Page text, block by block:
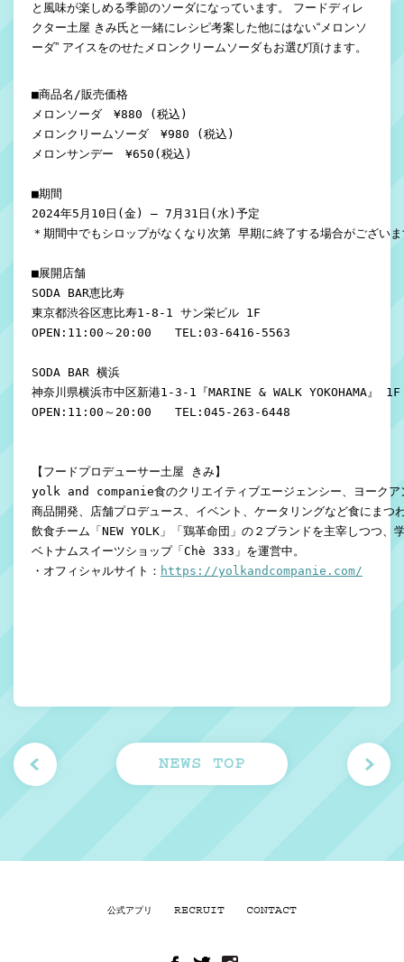
と風味が楽しめる季節のソーダになっています。 フードディレ
クター土屋 きみ氏と一緒にレシピ考案した他にはない“メロンソ
ーダ” アイスをのせたメロンクリームソーダもお選び頂けます。
■商品名/販売価格
メロンソーダ　¥880 (税込)
メロンクリームソーダ　¥980 (税込)
メロンサンデー　¥650(税込)
■期間
2024年5月10日(金) – 7月31日(水)予定
＊期間中でもシロップがなくなり次第 早期に終了する場合がござい
■展開店舗
SODA BAR恵比寿
東京都渋谷区恵比寿1-8-1 サン栄ビル 1F
OPEN:11:00～20:00　　TEL:03-6416-5563
SODA BAR 横浜
神奈川県横浜市中区新港1-3-1『MARINE & WALK YOKOHAMA』 1F
OPEN:11:00～20:00　　TEL:045-263-6448
【フードプロデューサー土屋 きみ】
yolk and companie食のクリエイティブエージェンシー、ヨークア
商品開発、店舗プロデュース、イベント、ケータリングなど食にまつ
飲食チーム「NEW YOLK」「鶏革命団」の２ブランドを主宰しつつ、
ベトナムスイーツショップ「Chè 333」を運営中。
・オフィシャルサイト： https://yolkandcompanie.com/
NEWS TOP
公式アプリ RECRUIT CONTACT